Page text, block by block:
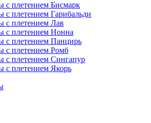
с плетением Бисмарк
с плетением Гарибальди
с плетением Лав
с плетением Нонна
с плетением Панцирь
с плетением Ромб
с плетением Сингапур
с плетением Якорь